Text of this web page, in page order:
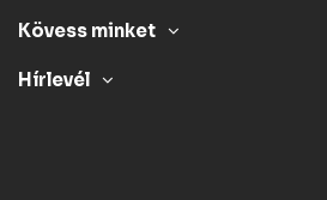
Kövess minket
Hírlevél